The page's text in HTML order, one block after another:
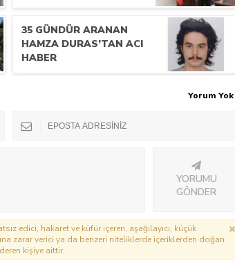
35 GÜNDÜR ARANAN
HAMZA DURAS’TAN ACI
HABER
Yorum Yok
YORUMU
GÖNDER
edici, hakaret ve küfür içeren, aşağılayıcı, küçük
zarar verici ya da benzeri niteliklerde içeriklerden doğan
kişiye aittir.